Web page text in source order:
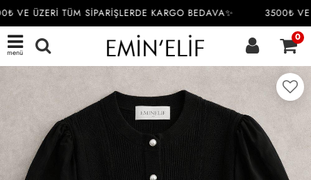
VE ÜZERİ TÜM SİPARİŞLERDE KARGO BEDAVA✨ 3500₺ VE
menü
0